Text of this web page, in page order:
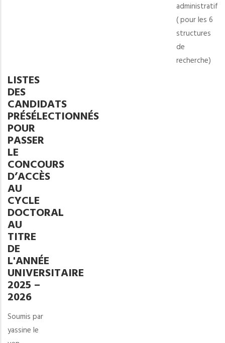
et
autorisés
à
le
administratif
( pour les 6
structures
de
recherche)
LISTES
DES
CANDIDATS
PRÉSÉLECTIONNÉS
POUR
PASSER
LE
CONCOURS
D’ACCÈS
AU
CYCLE
DOCTORAL
AU
TITRE
DE
L'ANNÉE
UNIVERSITAIRE
2025 –
2026
Soumis par
yassine le